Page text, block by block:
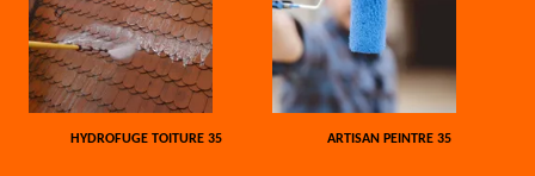
HYDROFUGE TOITURE 35 ARTISAN PEINTRE 35